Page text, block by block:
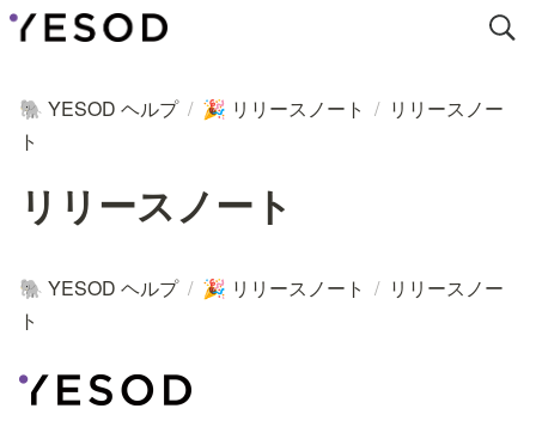
🐘 YESOD ヘルプ / 🎉 リリースノート / リリースノー
ト
リリースノート
🐘 YESOD ヘルプ / 🎉 リリースノート / リリースノー
ト